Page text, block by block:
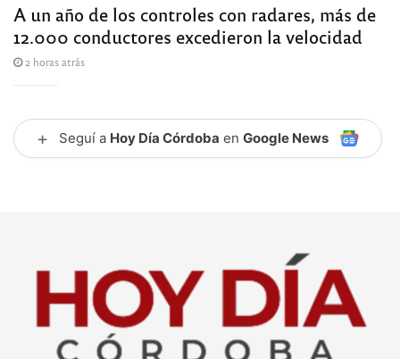
A un año de los controles con radares, más de
12.000 conductores excedieron la velocidad
2 horas atrás
+ Seguí a Hoy Día Córdoba en Google News